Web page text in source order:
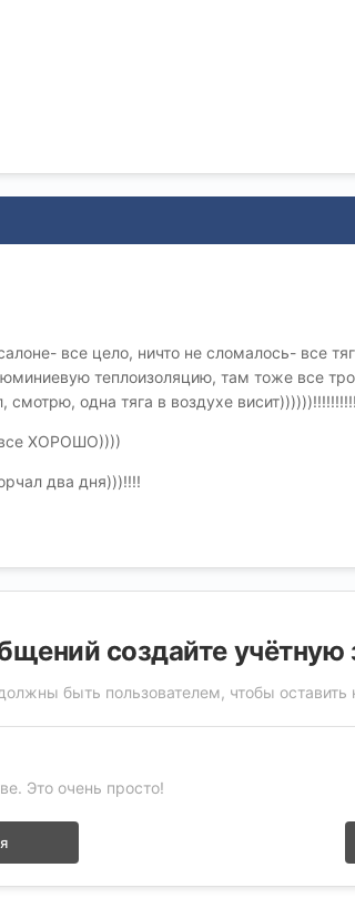
все цело, ничто не сломалось- все
теплоизоляцию, там тоже все
смотрю, одна тяга в воздухе висит))))))!!!!!!!!!!
все ХОРОШО))))
два дня)))!!!!
создайте учётную
быть пользователем, чтобы оставить
Это очень просто!